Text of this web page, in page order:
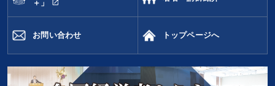
＋」
open_in_new
お問い合わせ トップページへ